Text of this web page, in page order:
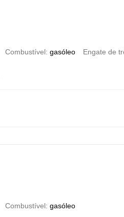
Combustível gasóleo Engate de
Combustível gasóleo